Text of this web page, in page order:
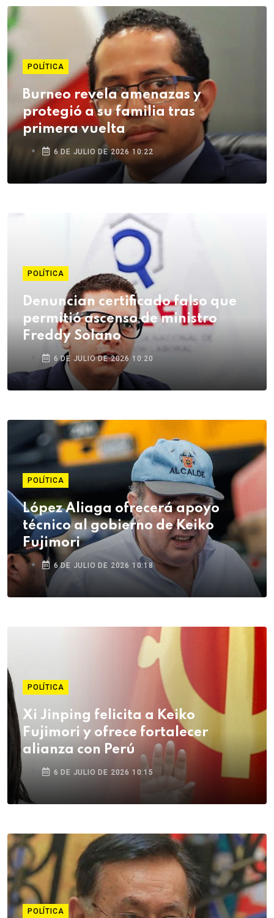
POLÍTICA
Burneo revela amenazas y
protegió a su familia tras
primera vuelta
6 DE JULIO DE 2026 10:22
POLÍTICA
Denuncian certificado falso que
permitió ascenso de ministro
Freddy Solano
6 DE JULIO DE 2026 10:20
POLÍTICA
López Aliaga ofrecerá apoyo
técnico al gobierno de Keiko
Fujimori
6 DE JULIO DE 2026 10:18
POLÍTICA
Xi Jinping felicita a Keiko
Fujimori y ofrece fortalecer
alianza con Perú
6 DE JULIO DE 2026 10:15
POLÍTICA